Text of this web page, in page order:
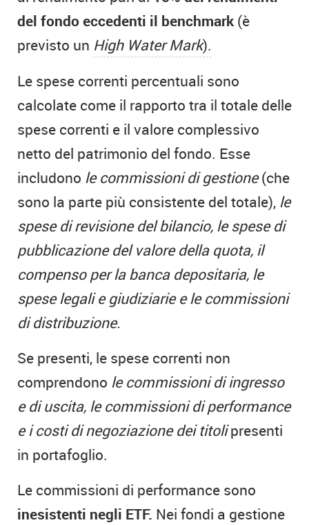
del fondo eccedenti il benchmark(è
previsto un High Water Mark).
Le spese correnti percentuali sono
calcolate come il rapporto tra il totale delle
spese correnti e il valore complessivo
netto del patrimonio del fondo. Esse
includono le commissioni di gestione(che
sono la parte più consistente del totale), le
spese di revisione del bilancio, le spese di
pubblicazione del valore della quota, il
compenso per la banca depositaria, le
spese legali e giudiziarie e le commissioni
di distribuzione.
Se presenti, le spese correnti non
comprendono le commissioni di ingresso
e di uscita, le commissioni di performance
e i costi di negoziazione dei titolipresenti
in portafoglio.
Le commissioni di performance sono
inesistenti negli ETF. Nei fondi a gestione